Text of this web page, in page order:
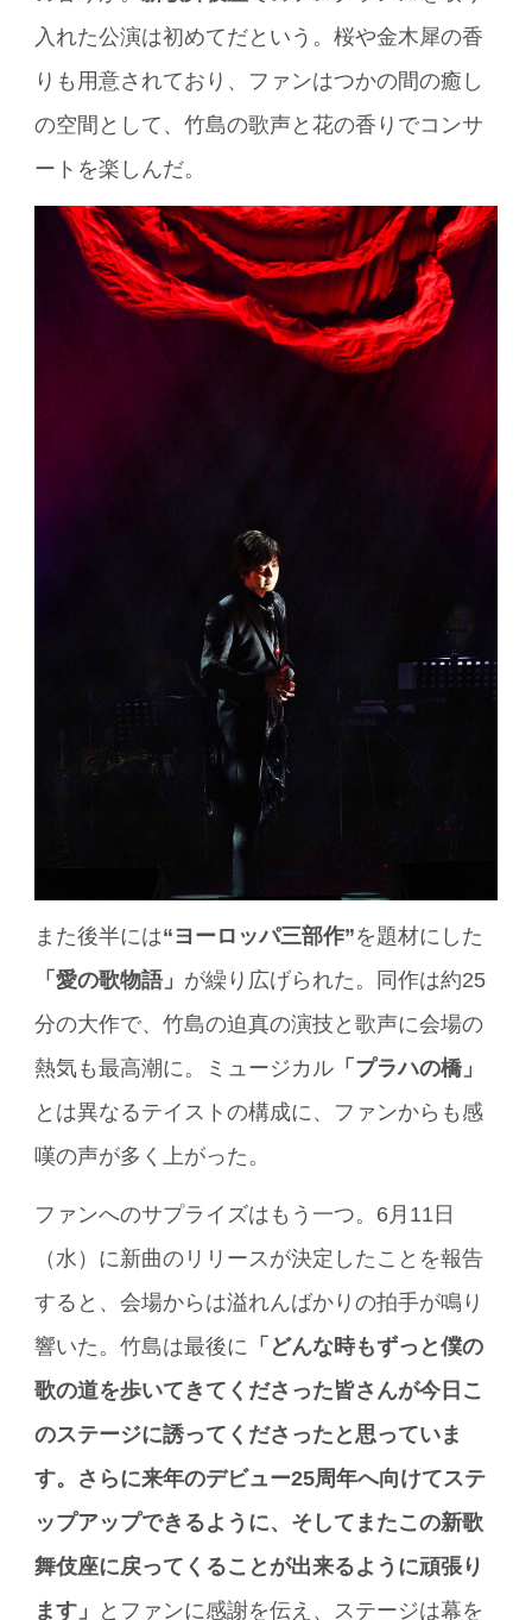
入れた公演は初めてだという。桜や金木犀の香
りも用意されており、ファンはつかの間の癒し
の空間として、竹島の歌声と花の香りでコンサ
ートを楽しんだ。
また後半には“ヨーロッパ三部作”を題材にした
「愛の歌物語」 が繰り広げられた。同作は約25
分の大作で、竹島の迫真の演技と歌声に会場の
熱気も最高潮に。ミュージカル 「プラハの橋」
とは異なるテイストの構成に、ファンからも感
嘆の声が多く上がった。
ファンへのサプライズはもう一つ。6月11日
（水）に新曲のリリースが決定したことを報告
すると、会場からは溢れんばかりの拍手が鳴り
響いた。竹島は最後に 「どんな時もずっと僕の
歌の道を歩いてきてくださった皆さんが今日こ
のステージに誘ってくださったと思っていま
す。さらに来年のデビュー25周年へ向けてステ
ップアップできるように、そしてまたこの新歌
舞伎座に戻ってくることが出来るように頑張り
ます」
とファンに感謝を伝え、ステージは幕を